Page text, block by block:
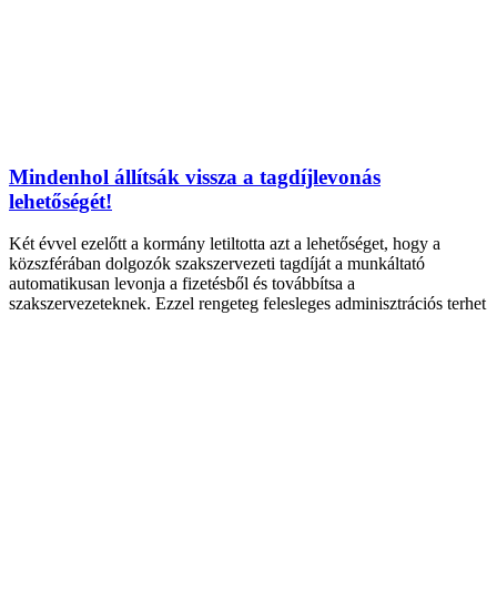
Mindenhol állítsák vissza a tagdíjlevonás
lehetőségét!
Két évvel ezelőtt a kormány letiltotta azt a lehetőséget, hogy a
közszférában dolgozók szakszervezeti tagdíját a munkáltató
automatikusan levonja a fizetésből és továbbítsa a
szakszervezeteknek. Ezzel rengeteg felesleges adminisztrációs terhet